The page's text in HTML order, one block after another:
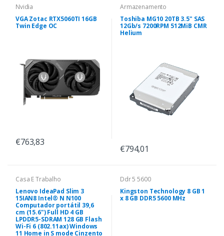
Nvidia
VGA Zotac RTX5060TI 16GB
Twin Edge OC
€763,83
Armazenamento
Toshiba MG10 20TB 3.5" SAS
12Gb/s 7200RPM 512MiB CMR
Helium
€794,01
Casa E Trabalho
Lenovo IdeaPad Slim 3
15IAN8 Intel® N N100
Computador portátil 39,6
cm (15.6") Full HD 4 GB
LPDDR5-SDRAM 128 GB Flash
Wi-Fi 6 (802.11ax) Windows
11 Home in S mode Cinzento
Ddr 5 5600
Kingston Technology 8 GB 1
x 8 GB DDR5 5600 MHz